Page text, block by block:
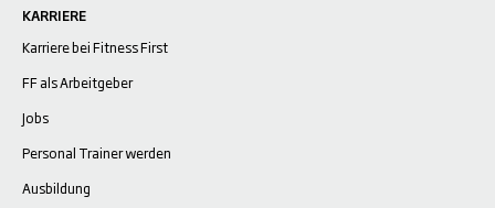
KARRIERE
Karriere bei Fitness First
FF als Arbeitgeber
Jobs
Personal Trainer werden
Ausbildung